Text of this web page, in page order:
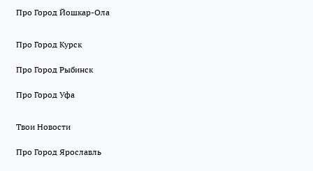
Про Город Йошкар-Ола
Про Город Курск
Про Город Рыбинск
Про Город Уфа
Твои Новости
Про Город Ярославль